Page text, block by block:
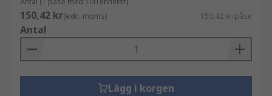
150,42 kr(exkl. moms) 150,42 kr/påse
Antal
Lägg i korgen